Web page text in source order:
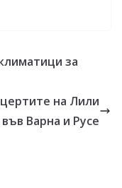
за
на Лили
Варна и Русе